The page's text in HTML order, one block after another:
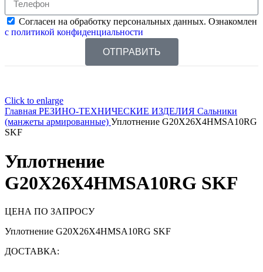
Согласен на обработку персональных данных. Ознакомлен
с политикой конфиденциальности
ОТПРАВИТЬ
Click to enlarge
Главная РЕЗИНО-ТЕХНИЧЕСКИЕ ИЗДЕЛИЯ Сальники
(манжеты армированные) Уплотнение G20X26X4HMSA10RG
SKF
Уплотнение
G20X26X4HMSA10RG SKF
ЦЕНА ПО ЗАПРОСУ
Уплотнение G20X26X4HMSA10RG SKF
ДОСТАВКА: